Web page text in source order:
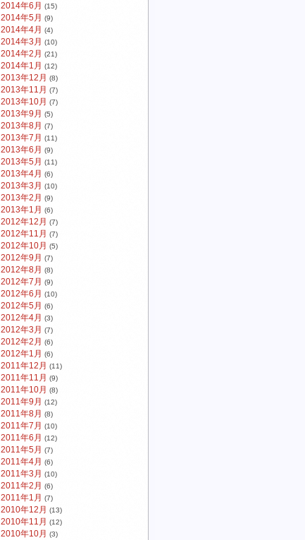
2014年6月 (15)
2014年5月 (9)
2014年4月 (4)
2014年3月 (10)
2014年2月 (21)
2014年1月 (12)
2013年12月 (8)
2013年11月 (7)
2013年10月 (7)
2013年9月 (5)
2013年8月 (7)
2013年7月 (11)
2013年6月 (9)
2013年5月 (11)
2013年4月 (6)
2013年3月 (10)
2013年2月 (9)
2013年1月 (6)
2012年12月 (7)
2012年11月 (7)
2012年10月 (5)
2012年9月 (7)
2012年8月 (8)
2012年7月 (9)
2012年6月 (10)
2012年5月 (6)
2012年4月 (3)
2012年3月 (7)
2012年2月 (6)
2012年1月 (6)
2011年12月 (11)
2011年11月 (9)
2011年10月 (8)
2011年9月 (12)
2011年8月 (8)
2011年7月 (10)
2011年6月 (12)
2011年5月 (7)
2011年4月 (6)
2011年3月 (10)
2011年2月 (6)
2011年1月 (7)
2010年12月 (13)
2010年11月 (12)
2010年10月 (3)